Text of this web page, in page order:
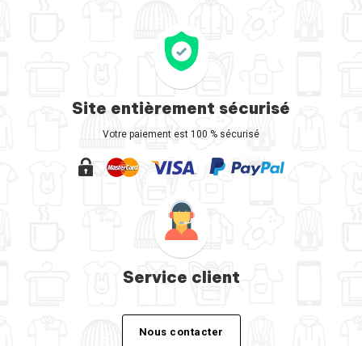
Site entièrement sécurisé
Votre paiement est 100 % sécurisé
Service client
Nous contacter